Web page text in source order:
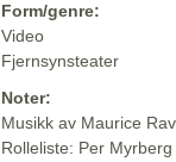
Form/genre:
Video
Fjernsynsteater
Noter:
Musikk av Maurice
Rolleliste: Per